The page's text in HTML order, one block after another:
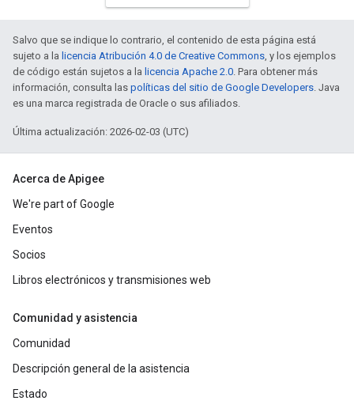
Salvo que se indique lo contrario, el contenido de esta página está
sujeto a la licencia Atribución 4.0 de Creative Commons, y los ejemplos
de código están sujetos a la licencia Apache 2.0. Para obtener más
información, consulta las políticas del sitio de Google Developers. Java
es una marca registrada de Oracle o sus afiliados.
Última actualización: 2026-02-03 (UTC)
Acerca de Apigee
We're part of Google
Eventos
Socios
Libros electrónicos y transmisiones web
Comunidad y asistencia
Comunidad
Descripción general de la asistencia
Estado